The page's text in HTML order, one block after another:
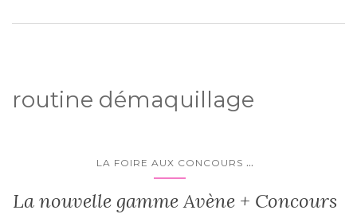
routine démaquillage
LA FOIRE AUX CONCOURS ...
La nouvelle gamme Avène + Concours